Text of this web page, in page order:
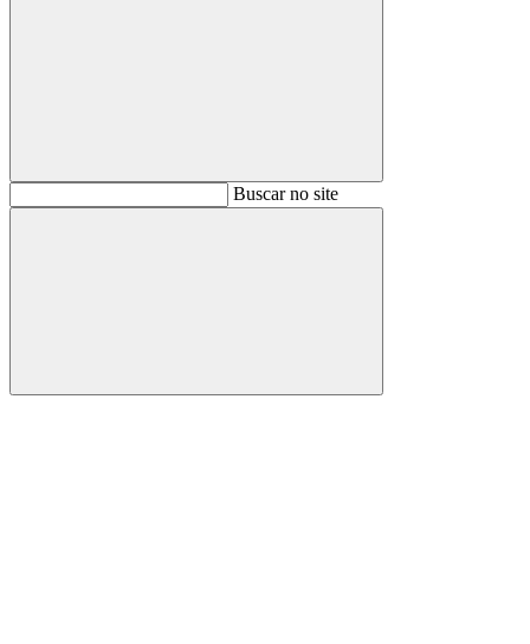
BuscarBuscar no site
Buscar